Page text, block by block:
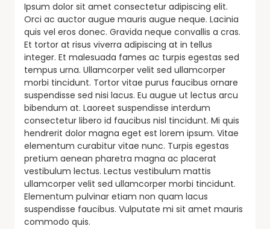
Ipsum dolor sit amet consectetur adipiscing elit.
Orci ac auctor augue mauris augue neque. Lacinia
quis vel eros donec. Gravida neque convallis a cras.
Et tortor at risus viverra adipiscing at in tellus
integer. Et malesuada fames ac turpis egestas sed
tempus urna. Ullamcorper velit sed ullamcorper
morbi tincidunt. Tortor vitae purus faucibus ornare
suspendisse sed nisi lacus. Eu augue ut lectus arcu
bibendum at. Laoreet suspendisse interdum
consectetur libero id faucibus nisl tincidunt. Mi quis
hendrerit dolor magna eget est lorem ipsum. Vitae
elementum curabitur vitae nunc. Turpis egestas
pretium aenean pharetra magna ac placerat
vestibulum lectus. Lectus vestibulum mattis
ullamcorper velit sed ullamcorper morbi tincidunt.
Elementum pulvinar etiam non quam lacus
suspendisse faucibus. Vulputate mi sit amet mauris
commodo quis.